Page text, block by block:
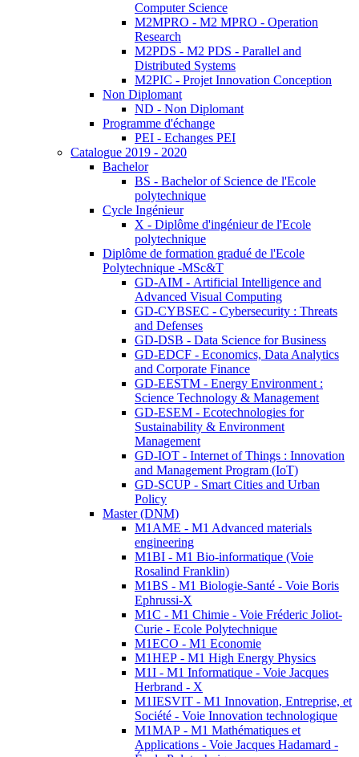
Computer Science
M2MPRO - M2 MPRO - Operation
Research
M2PDS - M2 PDS - Parallel and
Distributed Systems
M2PIC - Projet Innovation Conception
Non Diplomant
ND - Non Diplomant
Programme d'échange
PEI - Echanges PEI
Catalogue 2019 - 2020
Bachelor
BS - Bachelor of Science de l'Ecole
polytechnique
Cycle Ingénieur
X - Diplôme d'ingénieur de l'Ecole
polytechnique
Diplôme de formation gradué de l'Ecole
Polytechnique -MSc&T
GD-AIM - Artificial Intelligence and
Advanced Visual Computing
GD-CYBSEC - Cybersecurity : Threats
and Defenses
GD-DSB - Data Science for Business
GD-EDCF - Economics, Data Analytics
and Corporate Finance
GD-EESTM - Energy Environment :
Science Technology & Management
GD-ESEM - Ecotechnologies for
Sustainability & Environment
Management
GD-IOT - Internet of Things : Innovation
and Management Program (IoT)
GD-SCUP - Smart Cities and Urban
Policy
Master (DNM)
M1AME - M1 Advanced materials
engineering
M1BI - M1 Bio-informatique (Voie
Rosalind Franklin)
M1BS - M1 Biologie-Santé - Voie Boris
Ephrussi-X
M1C - M1 Chimie - Voie Fréderic Joliot-
Curie - Ecole Polytechnique
M1ECO - M1 Economie
M1HEP - M1 High Energy Physics
M1I - M1 Informatique - Voie Jacques
Herbrand - X
M1IESVIT - M1 Innovation, Entreprise, et
Société - Voie Innovation technologique
M1MAP - M1 Mathématiques et
Applications - Voie Jacques Hadamard -